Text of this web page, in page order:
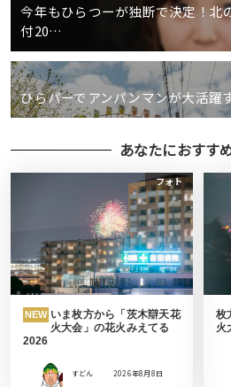
今年もひらつーが独断で決定！北
付20…
ひらパーでアンパンマンが大活躍
あなたにおすす
フォト
NEW いま枚方から「茨木辯天花
火大会」の花火みえてる
2026
すどん 2026年8月8日
枚
火